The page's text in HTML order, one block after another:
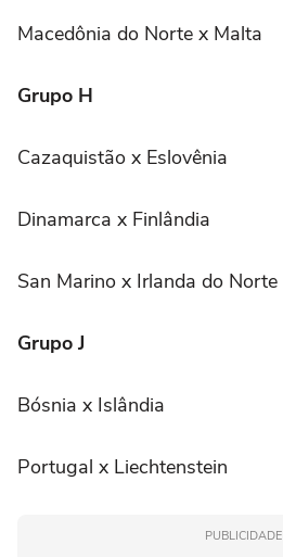
Macedônia do Norte x Malta
Grupo H
Cazaquistão x Eslovênia
Dinamarca x Finlândia
San Marino x Irlanda do Norte
Grupo J
Bósnia x Islândia
Portugal x Liechtenstein
PUBLICIDADE